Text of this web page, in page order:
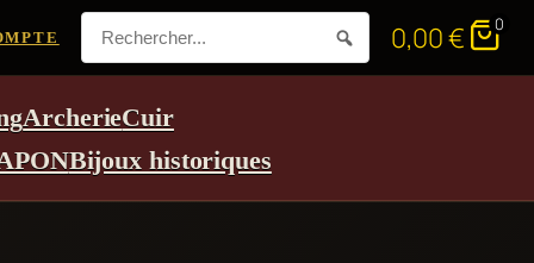
0,00€ 0
ArcherieCuir
Bijoux historiques